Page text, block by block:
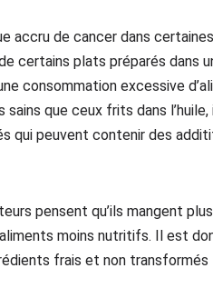
accru de cancer dans
certains plats préparés dans
consommation excessive
que ceux frits dans
qui peuvent contenir des
pensent qu’ils mangent
moins nutritifs. Il est
frais et non transformés